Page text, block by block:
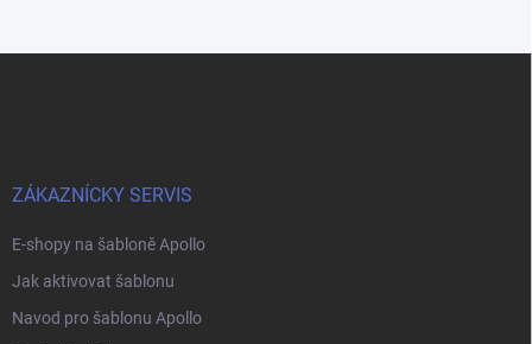
ZÁKAZNÍCKY SERVIS
E-shopy na šabloně Apollo
Jak aktivovat šablonu
Navod pro šablonu Apollo